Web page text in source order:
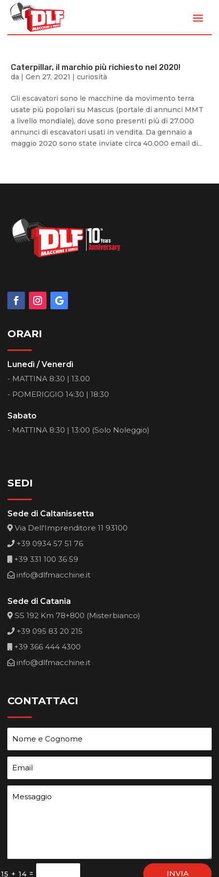
Caterpillar, il marchio più richiesto nel 2020!
da |Gen 27, 2021 |curiosità
Gli escavatori sono le macchine da movimento terra
usate più popolari su Mascus (portale di annunci MMT
a livello mondiale), dove sono presenti più di 27.000
annunci di escavatori usati in vendita. Da gennaio a
maggio 2020 sono state inviate circa 40.000 email di...
ORARI
Lunedì / Venerdì
- MATTINA 8:30 | 13.00
- POMERIGGIO 14:30 | 18:30
Sabato
- MATTINA 8:30 | 13:00 (Solo Noleggio)
SEDI
Sede di Caltanissetta
Via Dell'Imprenditore 11 93100
+39 0934 57 51 76
+39 331 100 36 59
info@dlfmacchine.it
Sede di Catania
SS 192 Km 78+800 (Misterbianco)
+39 095 83 20 215
+39 366 444 4300
info@dlfmacchine.it
CONTATTACI
15 + 14 = INVIA